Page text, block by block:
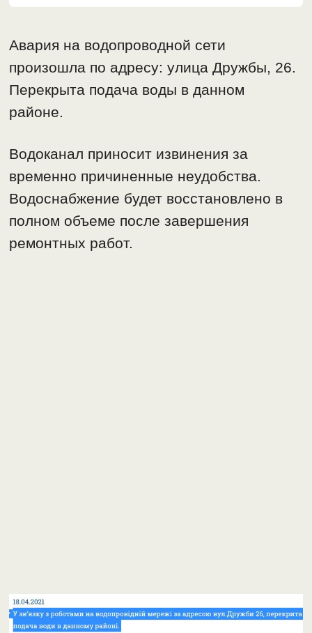
Авария на водопроводной сети
произошла по адресу: улица Дружбы, 26.
Перекрыта подача воды в данном
районе.
Водоканал приносит извинения за
временно причиненные неудобства.
Водоснабжение будет восстановлено в
полном объеме после завершения
ремонтных работ.